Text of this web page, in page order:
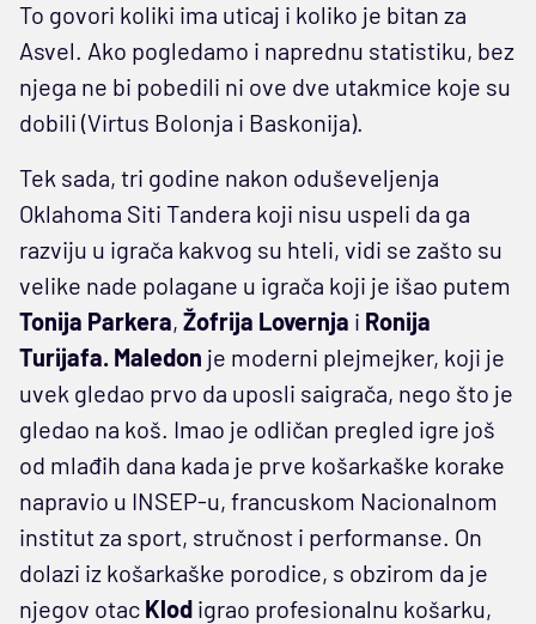
To govori koliki ima uticaj i koliko je bitan za
Asvel. Ako pogledamo i naprednu statistiku, bez
njega ne bi pobedili ni ove dve utakmice koje su
dobili (Virtus Bolonja i Baskonija).
Tek sada, tri godine nakon oduševeljenja
Oklahoma Siti Tandera koji nisu uspeli da ga
razviju u igrača kakvog su hteli, vidi se zašto su
velike nade polagane u igrača koji je išao putem
Tonija Parkera, Žofrija Lovernja i Ronija
Turijafa. Maledon je moderni plejmejker, koji je
uvek gledao prvo da uposli saigrača, nego što je
gledao na koš. Imao je odličan pregled igre još
od mlađih dana kada je prve košarkaške korake
napravio u INSEP-u, francuskom Nacionalnom
institut za sport, stručnost i performanse. On
dolazi iz košarkaške porodice, s obzirom da je
njegov otac Klod igrao profesionalnu košarku,